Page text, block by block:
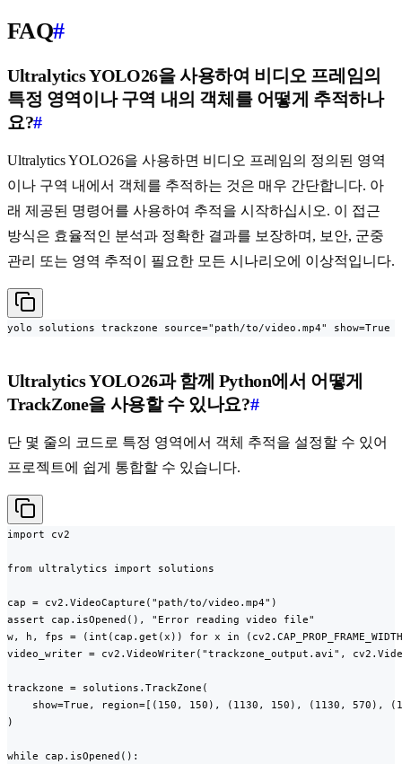
FAQ#
Ultralytics YOLO26을 사용하여 비디오 프레임의
특정 영역이나 구역 내의 객체를 어떻게 추적하나
요?#
Ultralytics YOLO26을 사용하면 비디오 프레임의 정의된 영역
이나 구역 내에서 객체를 추적하는 것은 매우 간단합니다. 아
래 제공된 명령어를 사용하여 추적을 시작하십시오. 이 접근
방식은 효율적인 분석과 정확한 결과를 보장하며, 보안, 군중
관리 또는 영역 추적이 필요한 모든 시나리오에 이상적입니다.
yolo solutions trackzone source="path/to/video.mp4" show=True
Ultralytics YOLO26과 함께 Python에서 어떻게
TrackZone을 사용할 수 있나요?#
단 몇 줄의 코드로 특정 영역에서 객체 추적을 설정할 수 있어
프로젝트에 쉽게 통합할 수 있습니다.
import cv2
from ultralytics import solutions
cap = cv2.VideoCapture("path/to/video.mp4")
assert cap.isOpened(), "Error reading video file"
w, h, fps = (int(cap.get(x)) for x in (cv2.CAP_PROP_FRAME_WIDTH,
video_writer = cv2.VideoWriter("trackzone_output.avi",
trackzone = solutions.TrackZone(
show=True, region=[(150, 150), (1130, 150), (1130, 570),
)
while cap.isOpened():